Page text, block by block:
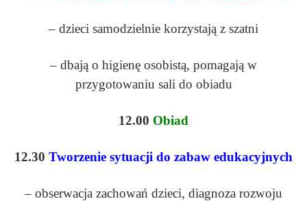
– dzieci samodzielnie korzystają z szatni
– dbają o higienę osobistą, pomagają w
przygotowaniu sali do obiadu
12.00 Obiad
12.30 Tworzenie sytuacji do zabaw edukacyjnych
– obserwacja zachowań dzieci, diagnoza rozwoju